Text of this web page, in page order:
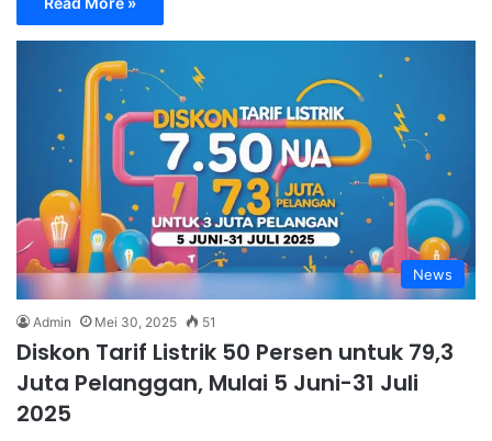
News
Admin Mei 30, 2025 51
Diskon Tarif Listrik 50 Persen untuk 79,3
Juta Pelanggan, Mulai 5 Juni-31 Juli
2025